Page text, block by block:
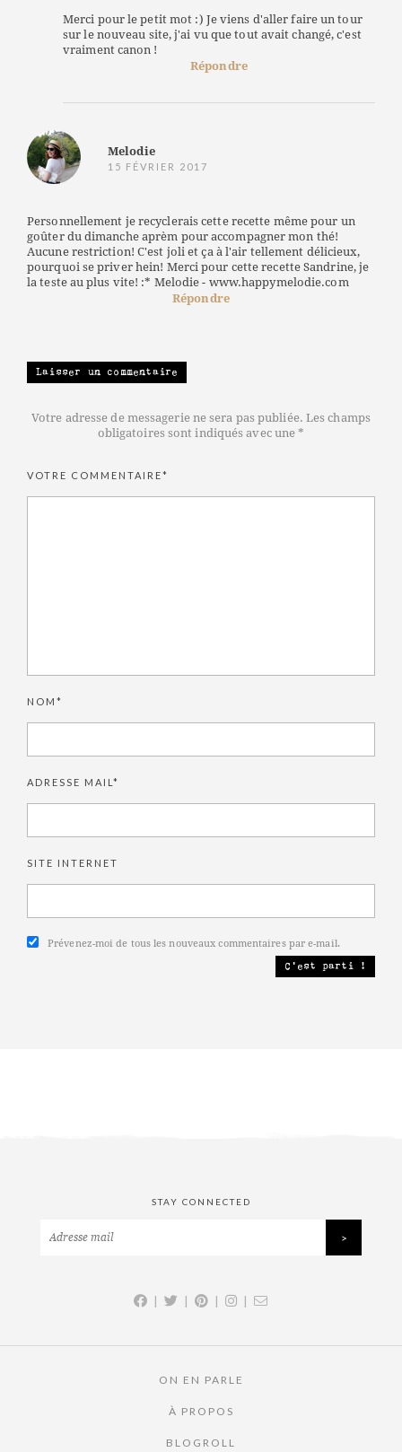
Merci pour le petit mot :) Je viens d'aller faire un tour
sur le nouveau site, j'ai vu que tout avait changé, c'est
vraiment canon !
Répondre
Melodie
15 FÉVRIER 2017
Personnellement je recyclerais cette recette même pour un
goûter du dimanche aprèm pour accompagner mon thé!
Aucune restriction! C'est joli et ça à l'air tellement délicieux,
pourquoi se priver hein! Merci pour cette recette Sandrine, je
la teste au plus vite! :* Melodie - www.happymelodie.com
Répondre
Laisser un commentaire
Votre adresse de messagerie ne sera pas publiée. Les champs
obligatoires sont indiqués avec une *
VOTRE COMMENTAIRE*
NOM*
ADRESSE MAIL*
SITE INTERNET
Prévenez-moi de tous les nouveaux commentaires par e-mail.
STAY CONNECTED
| | | |
ON EN PARLE
À PROPOS
BLOGROLL